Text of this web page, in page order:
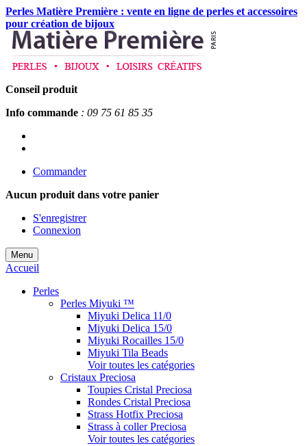
Perles Matière Première : vente en ligne de perles et accessoires
pour création de bijoux
Conseil produit
Info commande : 09 75 61 85 35
Commander
Aucun produit dans votre panier
S'enregistrer
Connexion
Menu
Accueil
Perles
Perles Miyuki ™
Miyuki Delica 11/0
Miyuki Delica 15/0
Miyuki Rocailles 15/0
Miyuki Tila Beads
Voir toutes les catégories
Cristaux Preciosa
Toupies Cristal Preciosa
Rondes Cristal Preciosa
Strass Hotfix Preciosa
Strass à coller Preciosa
Voir toutes les catégories